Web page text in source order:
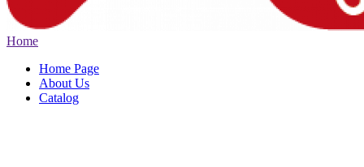
Home
Home Page
About Us
Catalog